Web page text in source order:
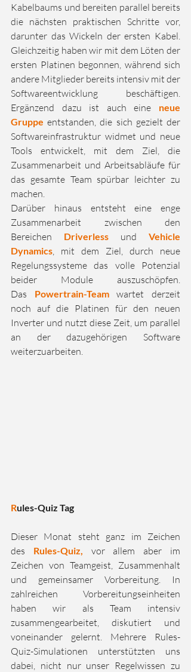
Kabelbaums und bereiten parallel bereits
die nächsten praktischen Schritte vor,
darunter das Wickeln der ersten Kabel.
Gleichzeitig haben wir mit dem Löten der
ersten Platinen begonnen, während sich
andere Mitglieder bereits intensiv mit der
Softwareentwicklung beschäftigen.
Ergänzend dazu ist auch eine neue
Gruppe entstanden, die sich gezielt der
Softwareinfrastruktur widmet und neue
Tools entwickelt, mit dem Ziel, die
Zusammenarbeit und Arbeitsabläufe für
das gesamte Team spürbar leichter zu
machen.
Darüber hinaus entsteht eine enge
Zusammenarbeit zwischen den
Bereichen Driverless und Vehicle
Dynamics, mit dem Ziel, durch neue
Regelungssysteme das volle Potenzial
beider Module auszuschöpfen.
Das Powertrain-Team wartet derzeit
noch auf die Platinen für den neuen
Inverter und nutzt diese Zeit, um parallel
an der dazugehörigen Software
weiterzuarbeiten.
Rules-Quiz Tag
Dieser Monat steht ganz im Zeichen
des Rules-Quiz, vor allem aber im
Zeichen von Teamgeist, Zusammenhalt
und gemeinsamer Vorbereitung. In
zahlreichen Vorbereitungseinheiten
haben wir als Team intensiv
zusammengearbeitet, diskutiert und
voneinander gelernt. Mehrere Rules-
Quiz-Simulationen unterstützten uns
dabei, nicht nur unser Regelwissen zu